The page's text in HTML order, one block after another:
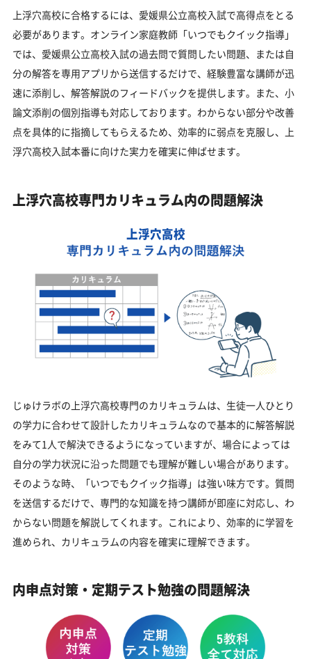
上浮穴高校に合格するには、愛媛県公立高校入試で高得点をとる
必要があります。オンライン家庭教師「いつでもクイック指導」
では、愛媛県公立高校入試の過去問で質問したい問題、または自
分の解答を専用アプリから送信するだけで、経験豊富な講師が迅
速に添削し、解答解説のフィードバックを提供します。また、小
論文添削の個別指導も対応しております。わからない部分や改善
点を具体的に指摘してもらえるため、効率的に弱点を克服し、上
浮穴高校入試本番に向けた実力を確実に伸ばせます。
上浮穴高校専門カリキュラム内の問題解決
上浮穴高校
じゅけラボの上浮穴高校専門のカリキュラムは、生徒一人ひとり
の学力に合わせて設計したカリキュラムなので基本的に解答解説
をみて1人で解決できるようになっていますが、場合によっては
自分の学力状況に沿った問題でも理解が難しい場合があります。
そのような時、「いつでもクイック指導」は強い味方です。質問
を送信するだけで、専門的な知識を持つ講師が即座に対応し、わ
からない問題を解説してくれます。これにより、効率的に学習を
進められ、カリキュラムの内容を確実に理解できます。
内申点対策・定期テスト勉強の問題解決